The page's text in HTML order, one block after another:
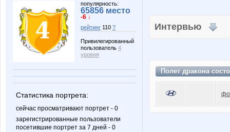
популярность:
65856 место
-6 ↓
рейтинг 110 ?
Привилегированный
пользователь 4
уровня
Статистика портрета:
сейчас просматривают портрет - 0
зарегистрированные пользователи
посетившие портрет за 7 дней - 0
Интервью
Полет дракона